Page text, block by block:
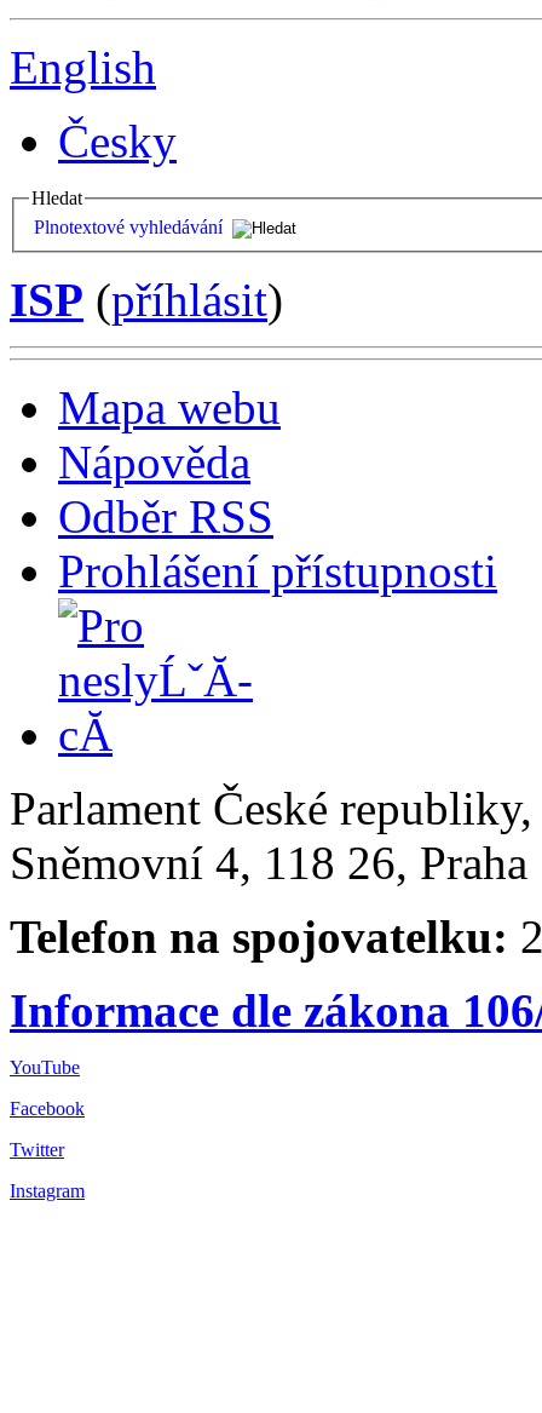
English
Česky
Hledat
Plnotextové vyhledávání
ISP (příhlásit)
Mapa webu
Nápověda
Odběr RSS
Prohlášení přístupnosti
Parlament České
Sněmovní 4, 118 26,
Telefon na spojovatelku:
Informace dle zákona
YouTube
Facebook
Twitter
Instagram